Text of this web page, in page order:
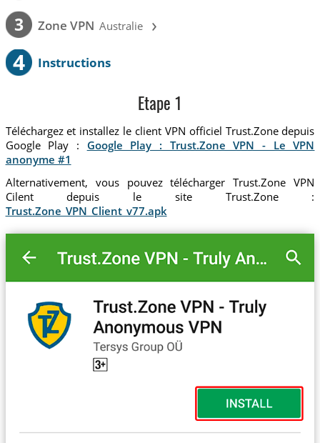
3 Zone VPN Australie ›
4 Instructions
Etape 1
Téléchargez et installez le client VPN officiel Trust.Zone depuis
Google Play : Google Play : Trust.Zone VPN - Le VPN
anonyme #1
Alternativement, vous pouvez télécharger Trust.Zone VPN
Cilent depuis le site Trust.Zone :
Trust.Zone_VPN_Client_v77.apk